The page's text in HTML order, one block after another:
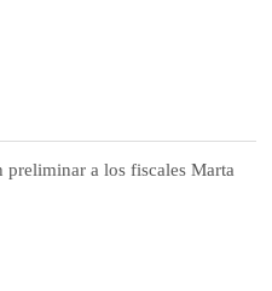
a los fiscales Marta